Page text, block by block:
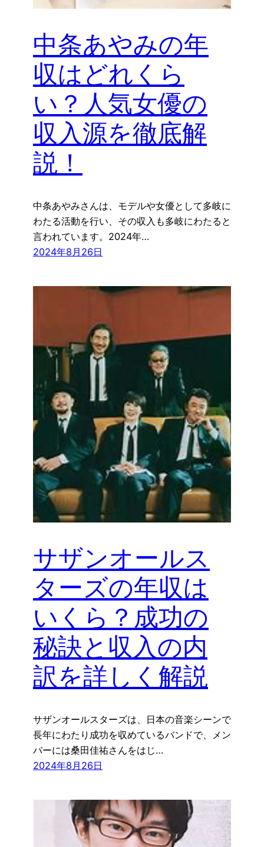
中条あやみの年
収はどれくら
い？人気女優の
収入源を徹底解
説！
中条あやみさんは、モデルや女優として多岐に
わたる活動を行い、その収入も多岐にわたると
言われています。2024年…
2024年8月26日
サザンオールス
ターズの年収は
いくら？成功の
秘訣と収入の内
訳を詳しく解説
サザンオールスターズは、日本の音楽シーンで
長年にわたり成功を収めているバンドで、メン
バーには桑田佳祐さんをはじ…
2024年8月26日